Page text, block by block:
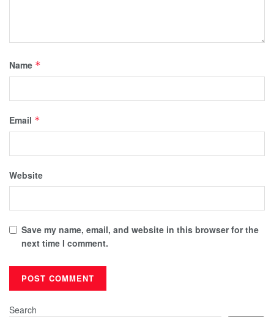
Name *
Email *
Website
Save my name, email, and website in this browser for the
next time I comment.
Search